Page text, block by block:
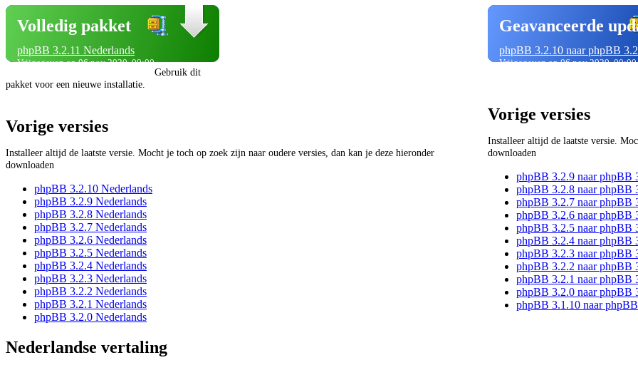
Volledig pakket
phpBB 3.2.11 Nederlands
Vrijgegeven op 06 nov 2020, 00:00
Gebruik dit
pakket voor een nieuwe installatie.
Vorige versies
Installeer altijd de laatste versie. Mocht je toch op zoek zijn naar oudere versies, dan kan je deze hieronder
downloaden
phpBB 3.2.10 Nederlands
phpBB 3.2.9 Nederlands
phpBB 3.2.8 Nederlands
phpBB 3.2.7 Nederlands
phpBB 3.2.6 Nederlands
phpBB 3.2.5 Nederlands
phpBB 3.2.4 Nederlands
phpBB 3.2.3 Nederlands
phpBB 3.2.2 Nederlands
phpBB 3.2.1 Nederlands
phpBB 3.2.0 Nederlands
Nederlandse vertaling
Geavanceerde
phpBB 3.2.10 naar phpBB
Vrijgegeven op 06 nov 2020, 00:00
Vorige versies
Installeer altijd de laatste versie.
downloaden
phpBB 3.2.9 naar phpBB
phpBB 3.2.8 naar phpBB
phpBB 3.2.7 naar phpBB
phpBB 3.2.6 naar phpBB
phpBB 3.2.5 naar phpBB
phpBB 3.2.4 naar phpBB
phpBB 3.2.3 naar phpBB
phpBB 3.2.2 naar phpBB
phpBB 3.2.1 naar phpBB
phpBB 3.2.0 naar phpBB
phpBB 3.1.10 naar